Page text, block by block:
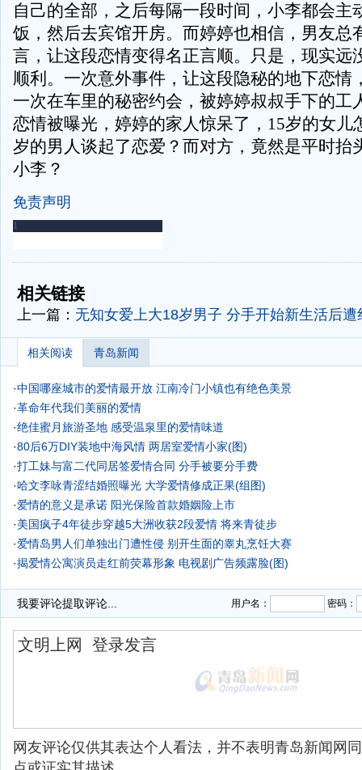
自己的全部，之后每隔一段时间，小李都会主
饭，然后去宾馆开房。而婷婷也相信，男友总
言，让这段恋情变得名正言顺。只是，现实远
顺利。一次意外事件，让这段隐秘的地下恋情
一次在车里的秘密约会，被婷婷叔叔手下的工
恋情被曝光，婷婷的家人惊呆了，15岁的女儿
岁的男人谈起了恋爱？而对方，竟然是平时抬
小李？
免责声明
-
相关链接
上一篇： 无知女爱上大18岁男子 分手开始新生活后遭
相关阅读 青岛新闻
·中国哪座城市的爱情最开放 江南冷门小镇也有绝色美景
·革命年代我们美丽的爱情
·绝佳蜜月旅游圣地 感受温泉里的爱情味道
·80后6万DIY装地中海风情 两居室爱情小家(图)
·打工妹与富二代同居签爱情合同 分手被要分手费
·哈文李咏青涩结婚照曝光 大学爱情修成正果(组图)
·爱情的意义是承诺 阳光保险首款婚姻险上市
·美国疯子4年徒步穿越5大洲收获2段爱情 将来青徒步
·爱情岛男人们单独出门遭性侵 别开生面的睾丸烹饪大赛
·揭爱情公寓演员走红前荧幕形象 电视剧广告频露脸(图)
我要评论提取评论... 用户名： 密码：
网友评论仅供其表达个人看法，并不表明青岛新闻网